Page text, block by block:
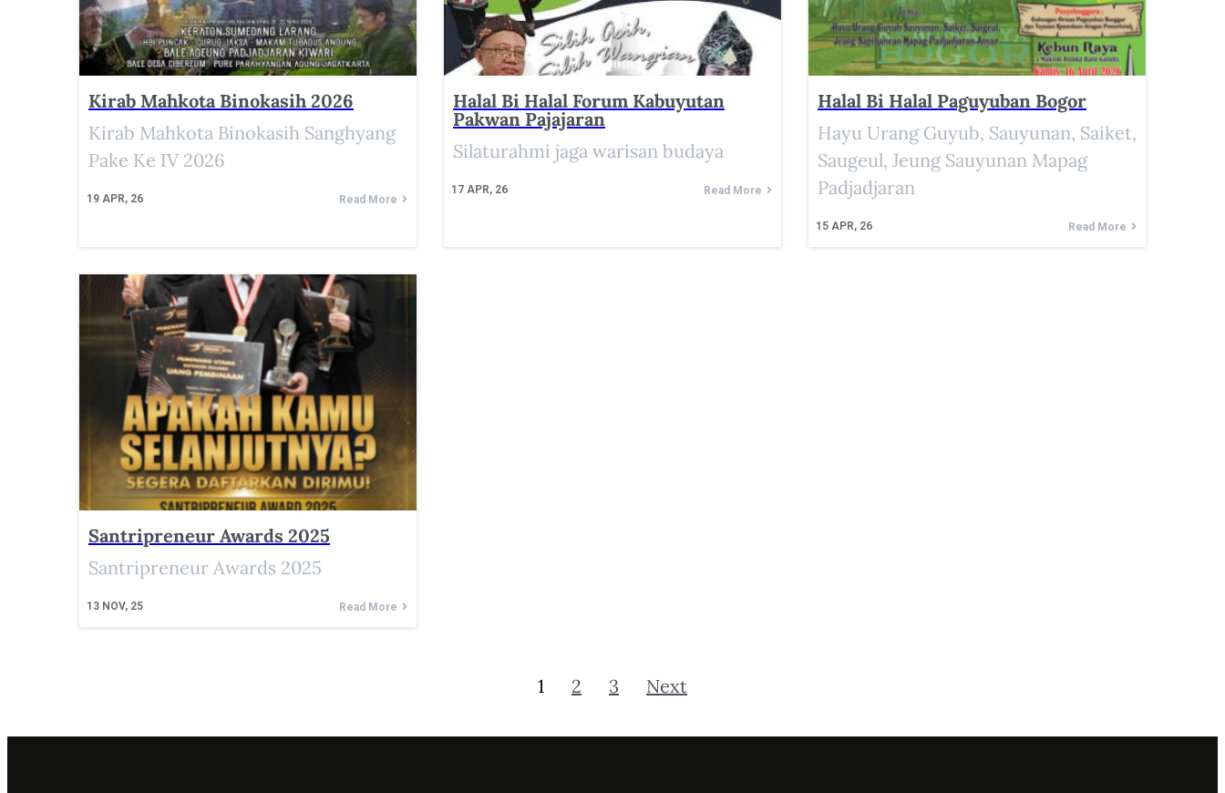
Kirab Mahkota Binokasih 2026
19 APR, 26
Kirab Mahkota Binokasih Sanghyang
Pake Ke IV 2026
Read More
Halal Bi Halal Forum Kabuyutan
Pakwan Pajajaran
17 APR, 26
Silaturahmi jaga warisan budaya
Read More
Halal Bi Halal Paguyuban Bogor
15 APR, 26
Hayu Urang Guyub, Sauyunan, Saiket,
Saugeul, Jeung Sauyunan Mapag
Padjadjaran
Read More
Santripreneur Awards 2025
13 NOV, 25
Santripreneur Awards 2025
Read More
1 2 3 Next